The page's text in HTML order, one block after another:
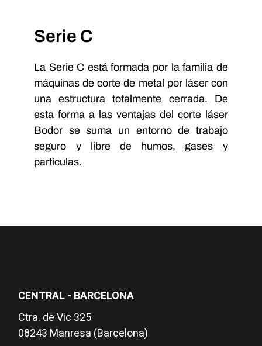
Serie C
La Serie C está formada por la familia de
máquinas de corte de metal por láser con
una estructura totalmente cerrada. De
esta forma a las ventajas del corte láser
Bodor se suma un entorno de trabajo
seguro y libre de humos, gases y
partículas.
CENTRAL - BARCELONA
Ctra. de Vic 325
08243 Manresa (Barcelona)